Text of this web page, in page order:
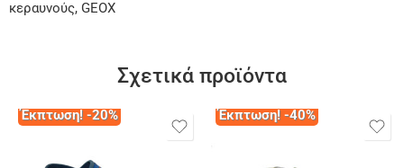
κεραυνούς, GEOX
Σχετικά προϊόντα
Έκπτωση! -20% Έκπτωση! -40%